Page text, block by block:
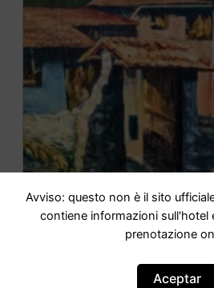
IR AL
Avviso: questo non è il sito
contiene informazioni sull'hotel
prenotazione
Aceptar